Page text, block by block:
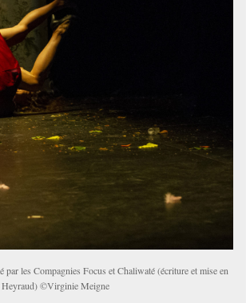
par les Compagnies Focus et Chaliwaté (écriture et mise en
Heyraud) ©Virginie Meigne